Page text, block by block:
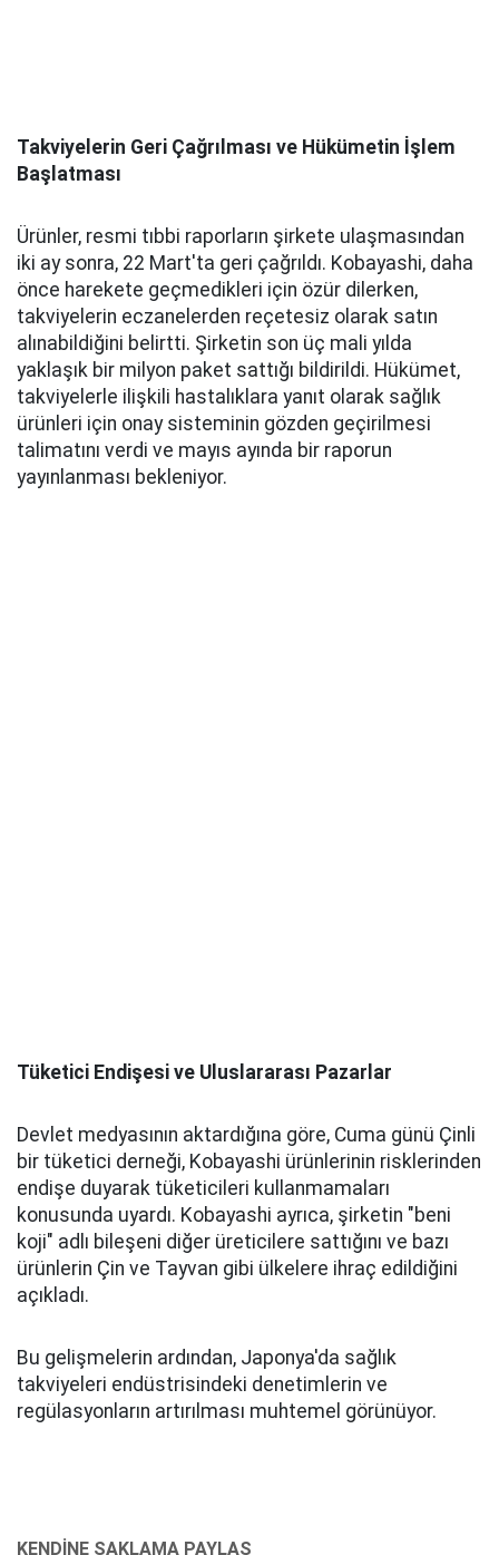
Takviyelerin Geri Çağrılması ve Hükümetin İşlem
Başlatması
Ürünler, resmi tıbbi raporların şirkete ulaşmasından
iki ay sonra, 22 Mart'ta geri çağrıldı. Kobayashi, daha
önce harekete geçmedikleri için özür dilerken,
takviyelerin eczanelerden reçetesiz olarak satın
alınabildiğini belirtti. Şirketin son üç mali yılda
yaklaşık bir milyon paket sattığı bildirildi. Hükümet,
takviyelerle ilişkili hastalıklara yanıt olarak sağlık
ürünleri için onay sisteminin gözden geçirilmesi
talimatını verdi ve mayıs ayında bir raporun
yayınlanması bekleniyor.
Tüketici Endişesi ve Uluslararası Pazarlar
Devlet medyasının aktardığına göre, Cuma günü Çinli
bir tüketici derneği, Kobayashi ürünlerinin risklerinden
endişe duyarak tüketicileri kullanmamaları
konusunda uyardı. Kobayashi ayrıca, şirketin "beni
koji" adlı bileşeni diğer üreticilere sattığını ve bazı
ürünlerin Çin ve Tayvan gibi ülkelere ihraç edildiğini
açıkladı.
Bu gelişmelerin ardından, Japonya'da sağlık
takviyeleri endüstrisindeki denetimlerin ve
regülasyonların artırılması muhtemel görünüyor.